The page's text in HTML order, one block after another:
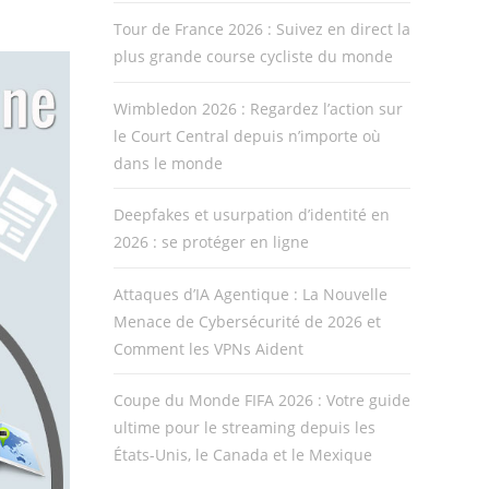
Tour de France 2026 : Suivez en direct la
plus grande course cycliste du monde
Wimbledon 2026 : Regardez l’action sur
le Court Central depuis n’importe où
dans le monde
Deepfakes et usurpation d’identité en
2026 : se protéger en ligne
Attaques d’IA Agentique : La Nouvelle
Menace de Cybersécurité de 2026 et
Comment les VPNs Aident
Coupe du Monde FIFA 2026 : Votre guide
ultime pour le streaming depuis les
États-Unis, le Canada et le Mexique